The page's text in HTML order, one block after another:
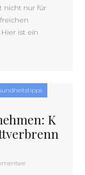
nicht nur für
ist ein
K